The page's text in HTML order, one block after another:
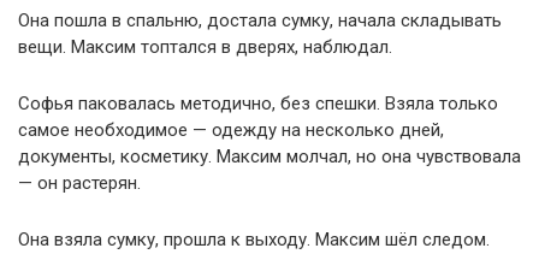
Она пошла в спальню, достала сумку, начала складывать
вещи. Максим топтался в дверях, наблюдал.
Софья паковалась методично, без спешки. Взяла только
самое необходимое — одежду на несколько дней,
документы, косметику. Максим молчал, но она чувствовала
— он растерян.
Она взяла сумку, прошла к выходу. Максим шёл следом.